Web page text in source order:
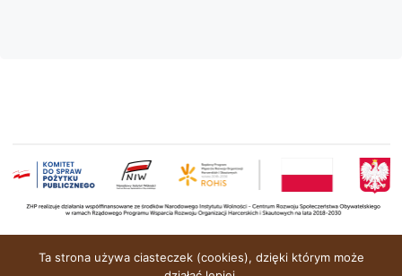
Ta strona używa ciasteczek (cookies), dzięki którym może